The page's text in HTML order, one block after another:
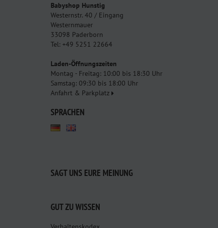
Babyshop Hunstig
Westernstr. 40 / Eingang
Westernmauer
33098 Paderborn
Tel: +49 5251 22664
Laden-Öffnungszeiten
Montag - Freitag: 10:00 bis 18:30 Uhr
Samstag: 09:30 bis 18:00 Uhr
Anfahrt & Parkplatz
SPRACHEN
SAGT UNS EURE MEINUNG
GUT ZU WISSEN